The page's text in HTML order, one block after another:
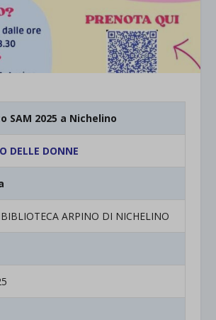
SAM 2025 a Nichelino
DELLE DONNE
ARPINO DI NICHELINO